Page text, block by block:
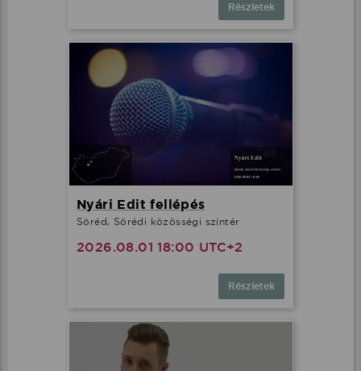
Részletek
Nyári Edit fellépés
Söréd, Sörédi közösségi színtér
2026.08.01 18:00 UTC+2
Részletek